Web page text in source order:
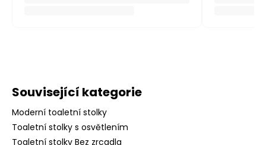
Související kategorie
Moderní toaletní stolky
Toaletní stolky s osvětlením
Toaletní stolky Bez zrcadla